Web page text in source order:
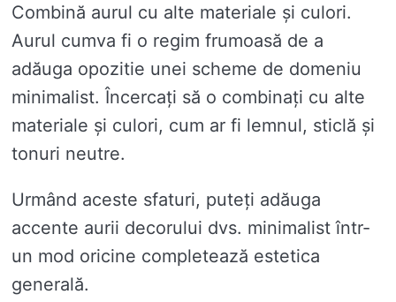
Combină aurul cu alte materiale și culori.
Aurul cumva fi o regim frumoasă de a
adăuga opozitie unei scheme de domeniu
minimalist. Încercați să o combinați cu alte
materiale și culori, cum ar fi lemnul, sticlă și
tonuri neutre.
Urmând aceste sfaturi, puteți adăuga
accente aurii decorului dvs. minimalist într-
un mod oricine completează estetica
generală.